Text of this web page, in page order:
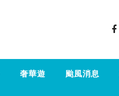
奢華遊 颱風消息